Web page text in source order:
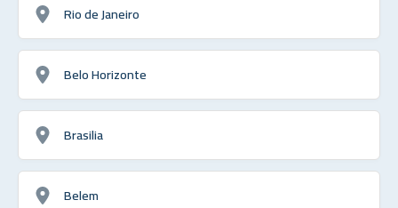
Rio de Janeiro
Belo Horizonte
Brasilia
Belem